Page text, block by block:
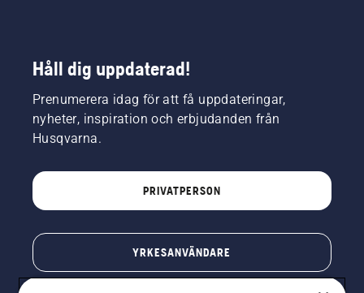
Håll dig uppdaterad!
Prenumerera idag för att få uppdateringar,
nyheter, inspiration och erbjudanden från
Husqvarna.
PRIVATPERSON
YRKESANVÄNDARE